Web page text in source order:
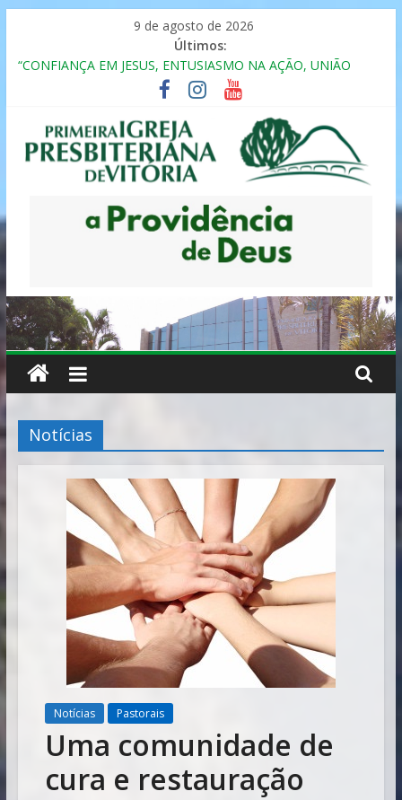
9 de agosto de 2026
Últimos:
“CONFIANÇA EM JESUS, ENTUSIASMO NA AÇÃO, UNIÃO
Seminário da Família 2025
Formação em Inclusão, Ensino e Relacionamento com
Pessoas Atípicas
12º ENCONTRO DE CASAIS
MULHER PRESBITERIANA
Primeira
Presbiteriana
de
Vitória
Notícias
Notícias Pastorais
Uma comunidade de
cura e restauração